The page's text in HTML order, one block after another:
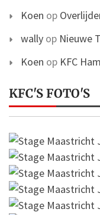
Koen op
wally op Nieuwe
Koen op KFC
KFC'S FOTO'S